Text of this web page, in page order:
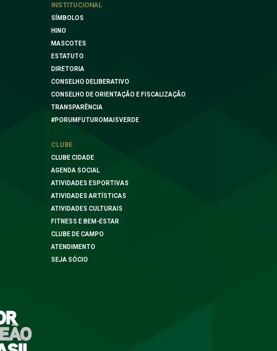
INSTITUCIONAL
SÍMBOLOS
HINO
MASCOTES
ESTATUTO
DIRETORIA
CONSELHO DELIBERATIVO
CONSELHO DE ORIENTAÇÃO E FISCALIZAÇÃO
TRANSPARÊNCIA
#PORUMFUTUROMAISVERDE
CLUBE
CLUBE CIDADE
AGENDA SOCIAL
ATIVIDADES ESPORTIVAS
ATIVIDADES ARTÍSTICAS
ATIVIDADES CULTURAIS
FITNESS E BEM-ESTAR
CLUBE DE CAMPO
ATENDIMENTO
SEJA SÓCIO